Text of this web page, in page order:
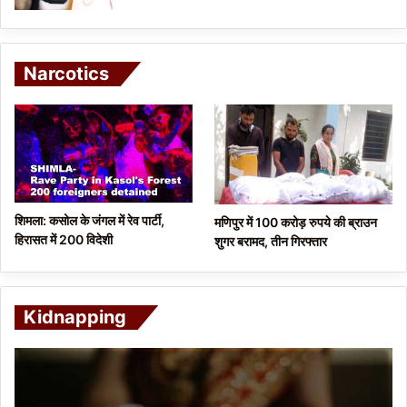
Narcotics
शिमला: कसोल के जंगल में रेव पार्टी,
हिरासत में 200 विदेशी
मणिपुर में 100 करोड़ रुपये की ब्राउन
शुगर बरामद, तीन गिरफ्तार
Kidnapping